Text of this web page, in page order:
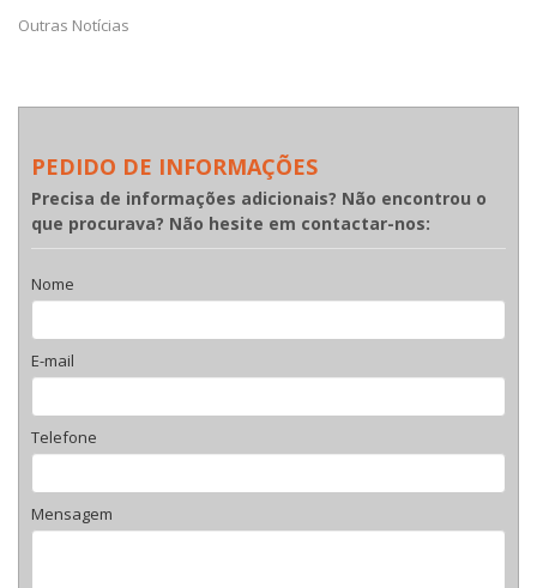
Outras Notícias
PEDIDO DE INFORMAÇÕES
Precisa de informações adicionais? Não encontrou o
que procurava? Não hesite em contactar-nos:
Nome
E-mail
Telefone
Mensagem